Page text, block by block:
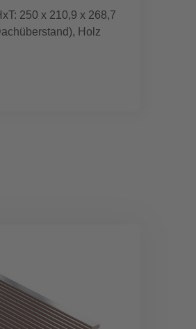
250 x 210,9 x 268,7
Holz